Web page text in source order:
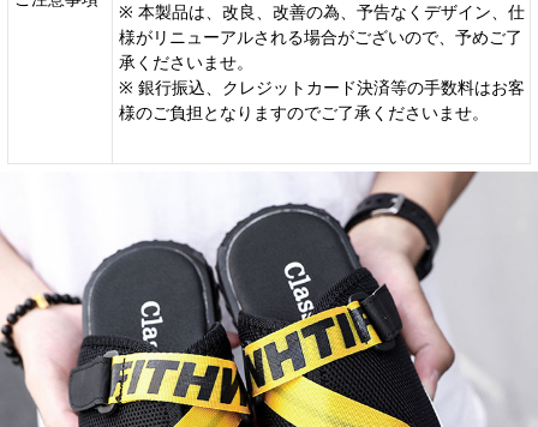
※ 本製品は、改良、改善の為、予告なくデザイン、仕
様がリニューアルされる場合がございので、予めご了
承くださいませ。
※ 銀行振込、クレジットカード決済等の手数料はお客
様のご負担となりますのでご了承くださいませ。